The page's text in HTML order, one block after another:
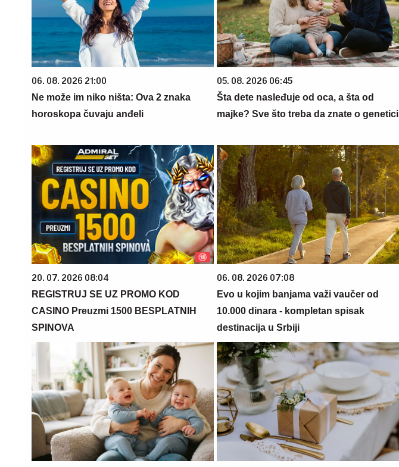
06. 08. 2026 21:00
Ne može im niko ništa: Ova 2 znaka
horoskopa čuvaju anđeli
05. 08. 2026 06:45
Šta dete nasleđuje od oca, a šta od
majke? Sve što treba da znate o genetici
20. 07. 2026 08:04
REGISTRUJ SE UZ PROMO KOD
CASINO Preuzmi 1500 BESPLATNIH
SPINOVA
06. 08. 2026 07:08
Evo u kojim banjama važi vaučer od
10.000 dinara - kompletan spisak
destinacija u Srbiji